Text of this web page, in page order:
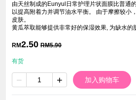
由天丝制成的Eunyul日常护理片状面膜比普通
以提高附着力并调节油水平衡。 由于摩擦较小
皮肤。
黄瓜萃取能够提供非常好的保湿效果, 为缺水的
RM2.50 RM5.90
有货
− + 加入购物车